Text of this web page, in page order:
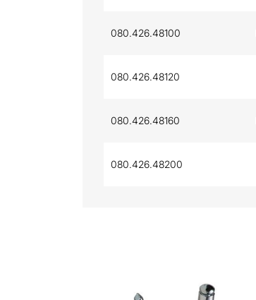
080.426.48100
080.426.48120
080.426.48160
080.426.48200